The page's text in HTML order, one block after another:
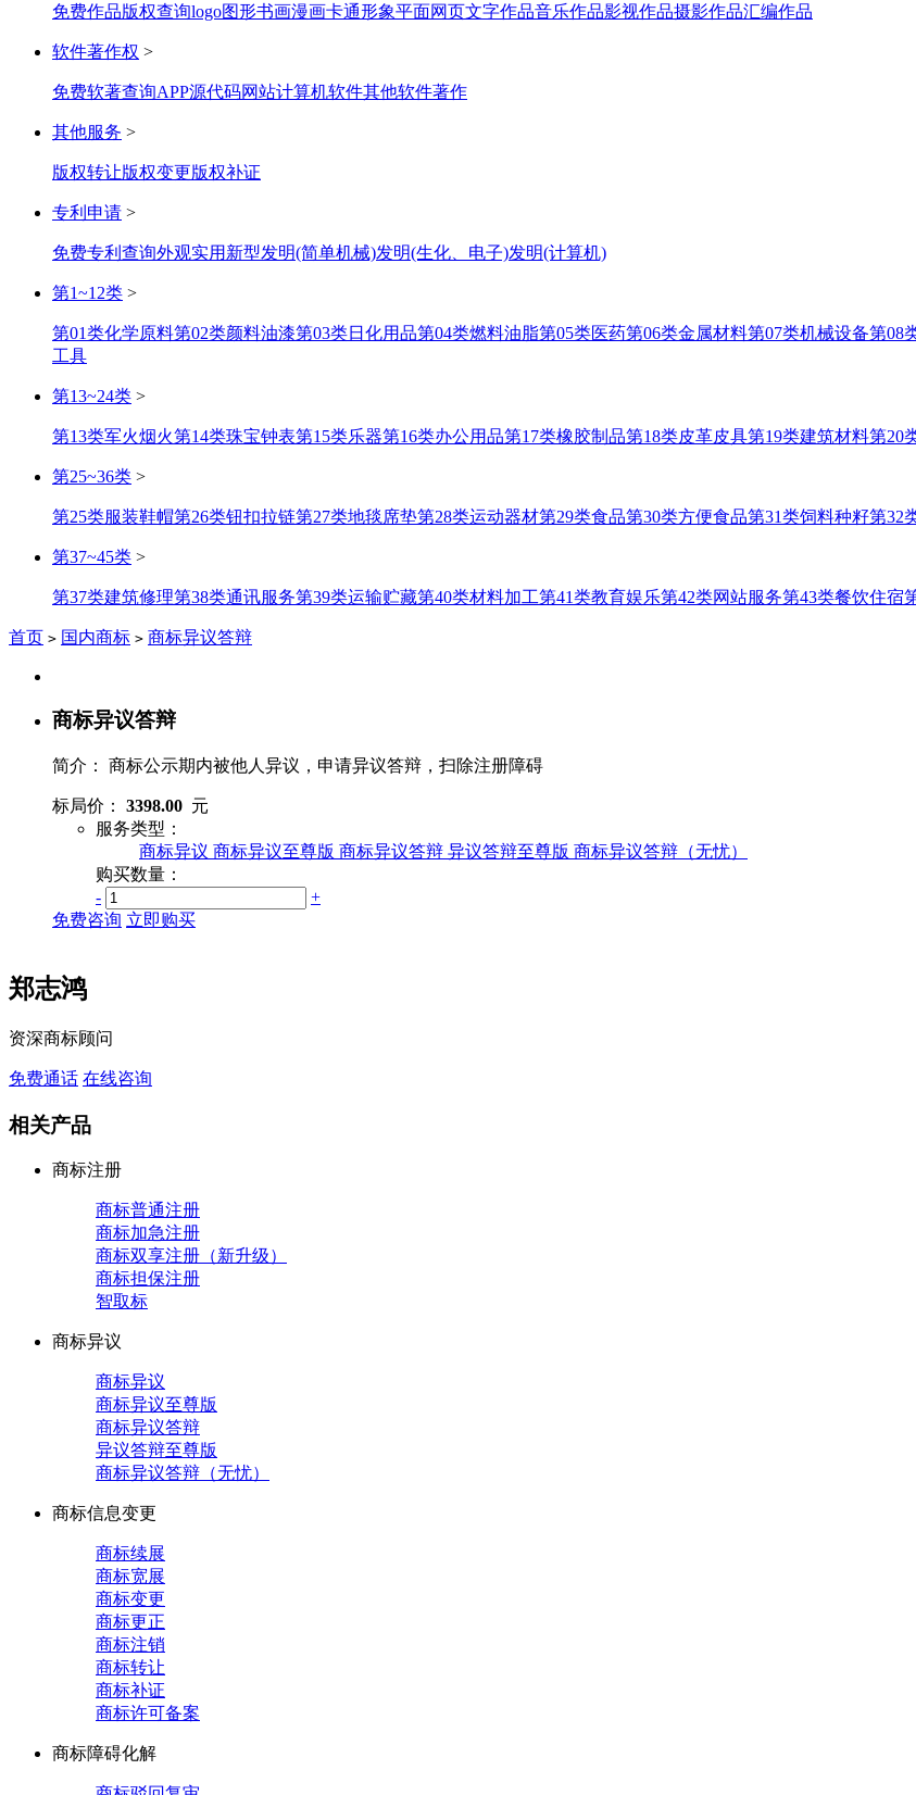
免费作品版权查询logo图形书画漫画卡通形象平面网页文字作品音乐作品影视作品摄影作品汇编作品
软件著作权 >
免费软著查询APP源代码网站计算机软件其他软件著作
其他服务 >
版权转让版权变更版权补证
专利申请 >
免费专利查询外观实用新型发明(简单机械)发明(生化、电子)发明(计算机)
第1~12类 >
第01类化学原料第02类颜料油漆第03类日化用品第04类燃料油脂第05类医药第06类金属材料第07类机械设备第08
工具
第13~24类 >
第13类军火烟火第14类珠宝钟表第15类乐器第16类办公用品第17类橡胶制品第18类皮革皮具第19类建筑材料第20
第25~36类 >
第25类服装鞋帽第26类钮扣拉链第27类地毯席垫第28类运动器材第29类食品第30类方便食品第31类饲料种籽第32
第37~45类 >
第37类建筑修理第38类通讯服务第39类运输贮藏第40类材料加工第41类教育娱乐第42类网站服务第43类餐饮住宿
首页 > 国内商标 > 商标异议答辩
商标异议答辩
简介： 商标公示期内被他人异议，申请异议答辩，扫除注册障碍
标局价： 3398.00 元
服务类型：
商标异议 商标异议至尊版 商标异议答辩 异议答辩至尊版 商标异议答辩（无忧）
购买数量：
-
+
免费咨询 立即购买
郑志鸿
资深商标顾问
免费通话 在线咨询
相关产品
商标注册
商标普通注册
商标加急注册
商标双享注册（新升级）
商标担保注册
智取标
商标异议
商标异议
商标异议至尊版
商标异议答辩
异议答辩至尊版
商标异议答辩（无忧）
商标信息变更
商标续展
商标宽展
商标变更
商标更正
商标注销
商标转让
商标补证
商标许可备案
商标障碍化解